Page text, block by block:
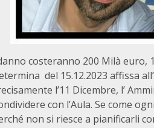
costeranno 200 Milà
del 15.12.2023 affissa
l’11 Dicembre, l’
con l’Aula. Se come
non si riesce a pianificarli